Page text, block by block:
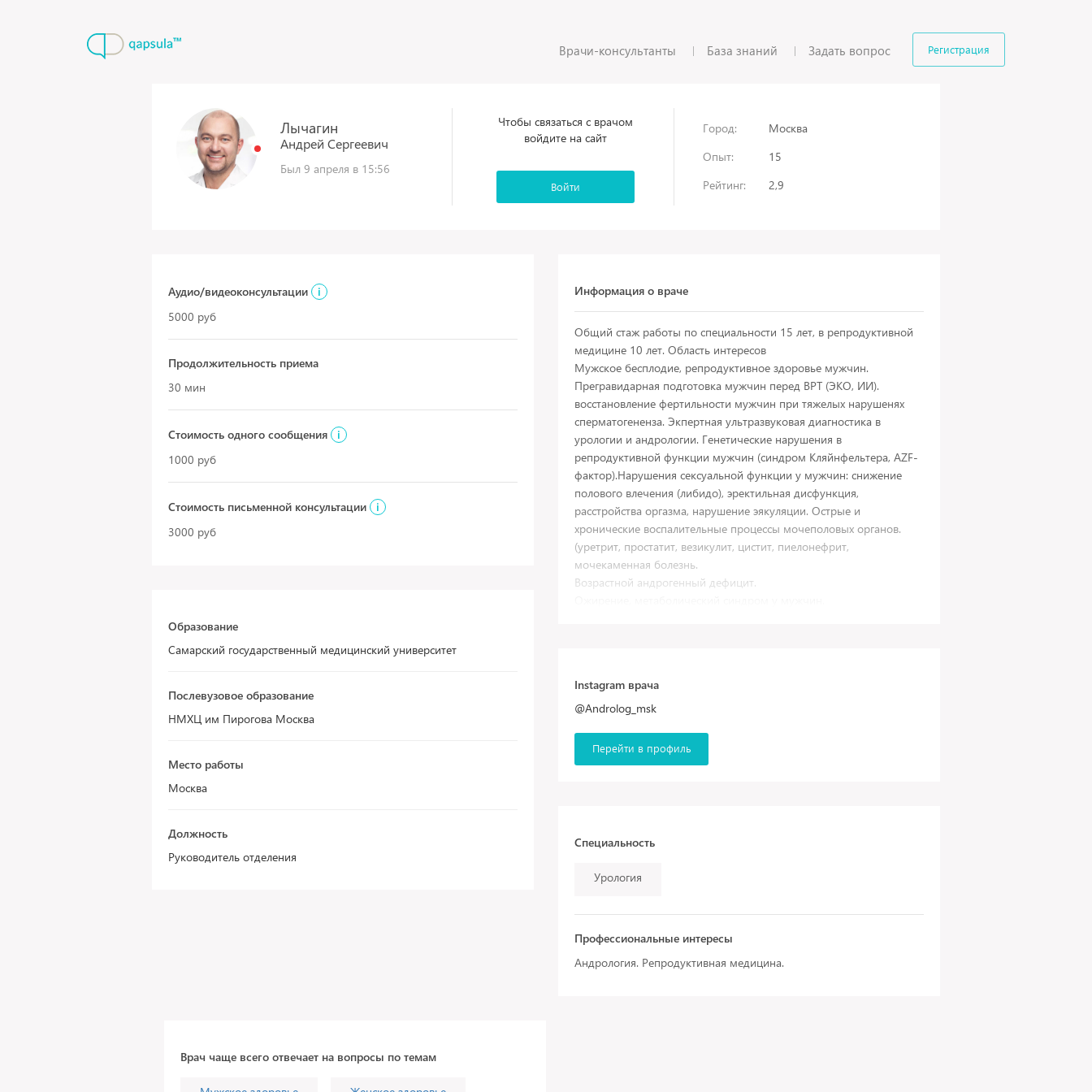
Регистрация
Врачи-консультанты База знаний Задать вопрос
Лычагин
Андрей Сергеевич
Был 9 апреля в 15:56
Чтобы связаться с врачом
войдите на сайт
Войти
Город:
Москва
Опыт:
15
Рейтинг:
2,9
Аудио/видеоконсультации
i
5000 руб
Продолжительность приема
30 мин
Стоимость одного сообщения
i
1000 руб
Стоимость письменной консультации
i
3000 руб
Образование
Самарский государственный медицинский университет
Послевузовое образование
НМХЦ им Пирогова Москва
Место работы
Москва
Должность
Руководитель отделения
Информация о враче
Общий стаж работы по специальности 15 лет, в репродуктивной
медицине 10 лет. Область интересов
Мужское бесплодие, репродуктивное здоровье мужчин.
Прегравидарная подготовка мужчин перед ВРТ (ЭКО, ИИ).
восстановление фертильности мужчин при тяжелых нарушенях
сперматогененза. Экпертная ультразвуковая диагностика в
урологии и андрологии. Генетические нарушения в
репродуктивной функции мужчин (синдром Кляйнфельтера, AZF-
фактор).Нарушения сексуальной функции у мужчин: снижение
полового влечения (либидо), эректильная дисфункция,
расстройства оргазма, нарушение эякуляции. Острые и
хронические воспалительные процессы мочеполовых органов.
(уретрит, простатит, везикулит, цистит, пиелонефрит,
мочекаменная болезнь.
Возрастной андрогенный дефицит.
Хирургическая андрология (варикоцеле, гидроцеле, сужение
крайней плоти (фимоз), болезнь Пейрони (искривление полового
Instagram врача
@Androlog_msk
Перейти в профиль
Специальность
Урология
Профессиональные интересы
Андрология. Репродуктивная медицина.
Врач чаще всего отвечает на вопросы по темам